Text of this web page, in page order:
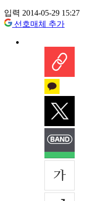
입력 2014-05-29 15:27
선호매체 추가